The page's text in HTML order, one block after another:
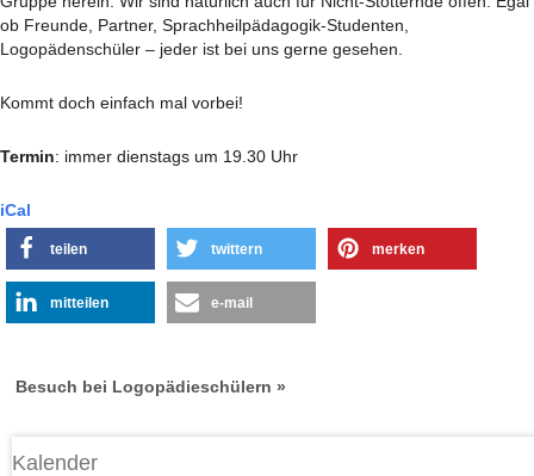
ob Freunde, Partner, Sprachheilpädagogik-Studenten,
Logopädenschüler – jeder ist bei uns gerne gesehen.
Kommt doch einfach mal vorbei!
Termin: immer dienstags um 19.30 Uhr
iCal
teilen twittern merken
mitteilen e-mail
Besuch bei Logopädieschülern »
Kalender